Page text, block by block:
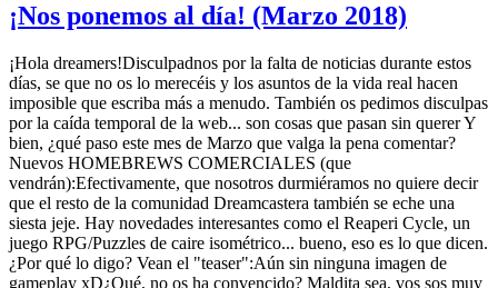
¡Nos ponemos al día! (Marzo 2018)
¡Hola dreamers!Disculpadnos por la falta de noticias durante estos
días, se que no os lo merecéis y los asuntos de la vida real hacen
imposible que escriba más a menudo. También os pedimos disculpas
por la caída temporal de la web... son cosas que pasan sin querer Y
bien, ¿qué paso este mes de Marzo que valga la pena comentar?
Nuevos HOMEBREWS COMERCIALES (que
vendrán):Efectivamente, que nosotros durmiéramos no quiere decir
que el resto de la comunidad Dreamcastera también se eche una
siesta jeje. Hay novedades interesantes como el Reaperi Cycle, un
juego RPG/Puzzles de caire isométrico... bueno, eso es lo que dicen.
¿Por qué lo digo? Vean el "teaser":Aún sin ninguna imagen de
gameplay xD¿Qué, no os ha convencido? Maldita sea, vos sos muy